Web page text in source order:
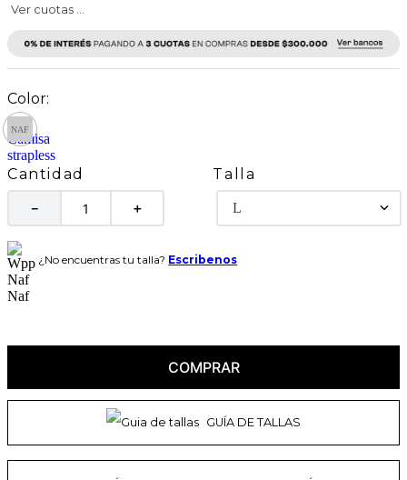
Ver cuotas ...
Cantidad
＋
－
Talla
L
¿No encuentras tu talla? Escribenos
COMPRAR
GUÍA DE TALLAS